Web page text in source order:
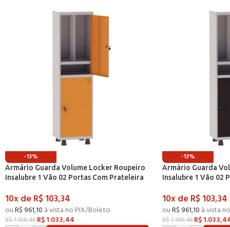
-13%
Armário Guarda Volume Locker Roupeiro
Insalubre 1 Vão 02 Portas Com Prateleira
10x deR$103,34
ouR$ 961,10 à vista no PIX/Boleto
R$1.188,46 R$1.033,44
-13%
Armário Guarda
Insalubre 1 Vão 02
10x deR$103,34
ouR$ 961,10 à vista
R$1.188,46 R$